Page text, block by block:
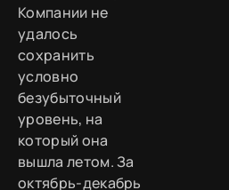
Компании не
удалось
сохранить
условно
безубыточный
уровень, на
который она
вышла летом. За
октябрь-декабрь